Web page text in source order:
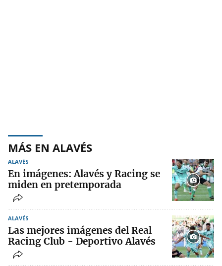
MÁS EN ALAVÉS
ALAVÉS
En imágenes: Alavés y Racing se
miden en pretemporada
ALAVÉS
Las mejores imágenes del Real
Racing Club - Deportivo Alavés